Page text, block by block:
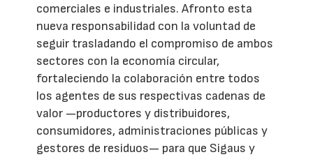
comerciales e industriales. Afronto esta
nueva responsabilidad con la voluntad de
seguir trasladando el compromiso de ambos
sectores con la economía circular,
fortaleciendo la colaboración entre todos
los agentes de sus respectivas cadenas de
valor —productores y distribuidores,
consumidores, administraciones públicas y
gestores de residuos— para que Sigaus y